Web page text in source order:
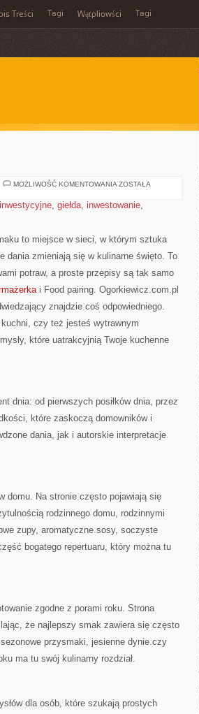
Treści Tagi Wątpliowści Tagi
MOŻLIWOŚĆ KOMENTOWANIA ŚNIADANIA
WYNOS
ZOSTAŁA
, giełda, inwestowanie,
to miejsce w sieci, w którym sztuka
dania zmieniają się w kulinarne święto. To
potraw, a proste przepisy są tak samo
i Food pairing. Ogorkiewicz.com.pl
znajdzie coś odpowiedniego.
czy też jesteś wytrawnym
które uatrakcyjnią Twoje kuchenne
dnia: od pierwszych posiłków dnia, przez
które zaskoczą domowników i
dania, jak i autorskie interpretacje
domu. Na stronie często pojawiają się
rodzinnego domu, rodzinnymi
zupy, aromatyczne sosy, soczyste
bogatego repertuaru, który można tu
zgodne z porami roku. Strona
że najlepszy smak zawiera się często
przysmaki, jesienne dynie czy
ma tu swój kulinarny rozdział.
dla osób, które szukają prostych